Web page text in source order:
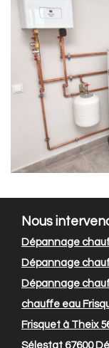
Nous
Dépannage
Dépannage
Dépannage
chauffe eau
Frisquet à Theix
Sélestat 67600